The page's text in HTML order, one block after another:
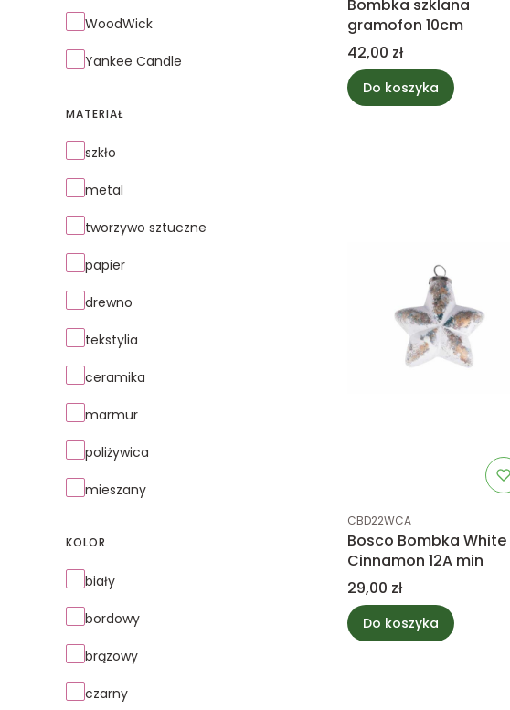
WoodWick
Yankee Candle
MATERIAŁ
Materiał
szkło
metal
tworzywo sztuczne
papier
drewno
tekstylia
ceramika
marmur
poliżywica
mieszany
KOLOR
Kolor
biały
bordowy
brązowy
czarny
Bombka szklana
gramofon 10cm
Cena
42,00 zł
Do koszyka
Kod produktu
CBD22WCA
Bosco Bombka White
Cinnamon 12A min
Cena
29,00 zł
Do koszyka